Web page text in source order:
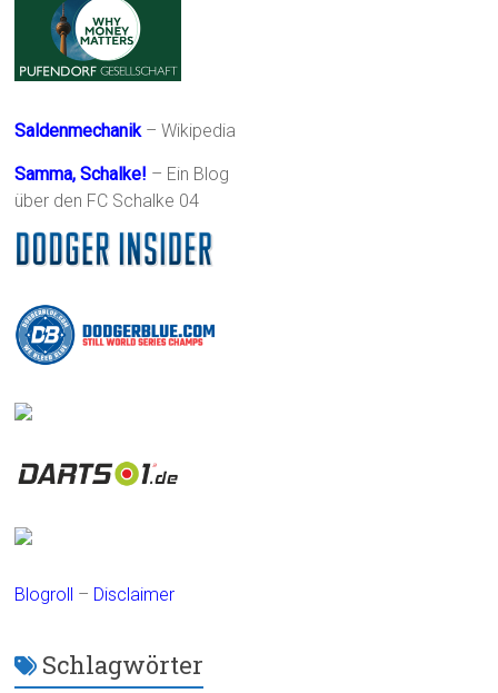
Saldenmechanik– Wikipedia
Samma, Schalke! – Ein Blog
über den FC Schalke 04
Blogroll – Disclaimer
Schlagwörter